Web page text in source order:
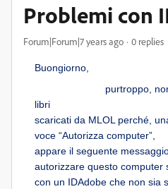
Problemi con
Forum|Forum|7 years ago 0 replies
Buongiorno,
purtroppo, non
libri
scaricati da MLOL perché,
voce “Autorizza computer”,
appare il seguente
autorizzare questo computer
con un IDAdobe che non sia